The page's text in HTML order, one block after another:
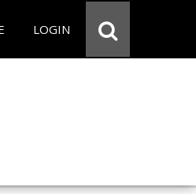
LOGIN